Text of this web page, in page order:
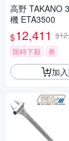
高野 TAKANO
機 ETA3500
$12,411
限時下殺
券
加